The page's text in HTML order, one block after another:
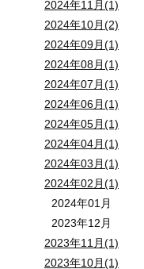
2024年11月(1)
2024年10月(2)
2024年09月(1)
2024年08月(1)
2024年07月(1)
2024年06月(1)
2024年05月(1)
2024年04月(1)
2024年03月(1)
2024年02月(1)
2024年01月
2023年12月
2023年11月(1)
2023年10月(1)
ーが視聴できます。
ご来場にてご参加ください
速！新時代の賃貸経営セミ
２６年４月２６日（日
産業労働センター ２Ｆ
間川１丁目３－３ （ ご